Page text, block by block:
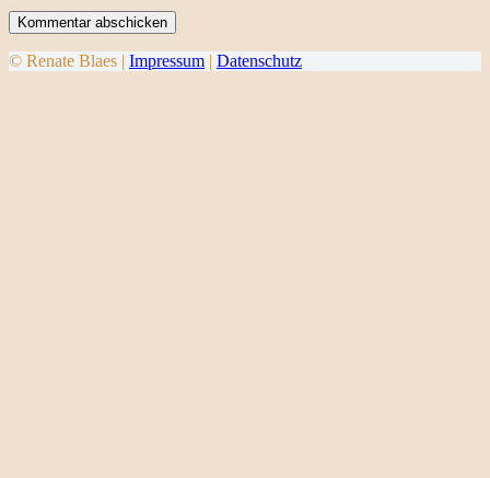
Kommentar abschicken
© Renate Blaes | Impressum | Datenschutz